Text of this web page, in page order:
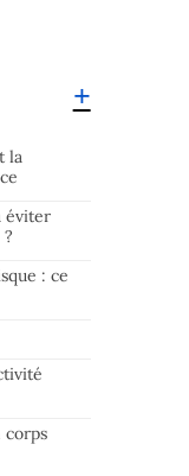
la
éviter
: ce
corps